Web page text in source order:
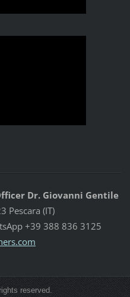
Dr. Giovanni Gentile
Pescara (IT)
+39 388 836 3125
rs.com
reserved.